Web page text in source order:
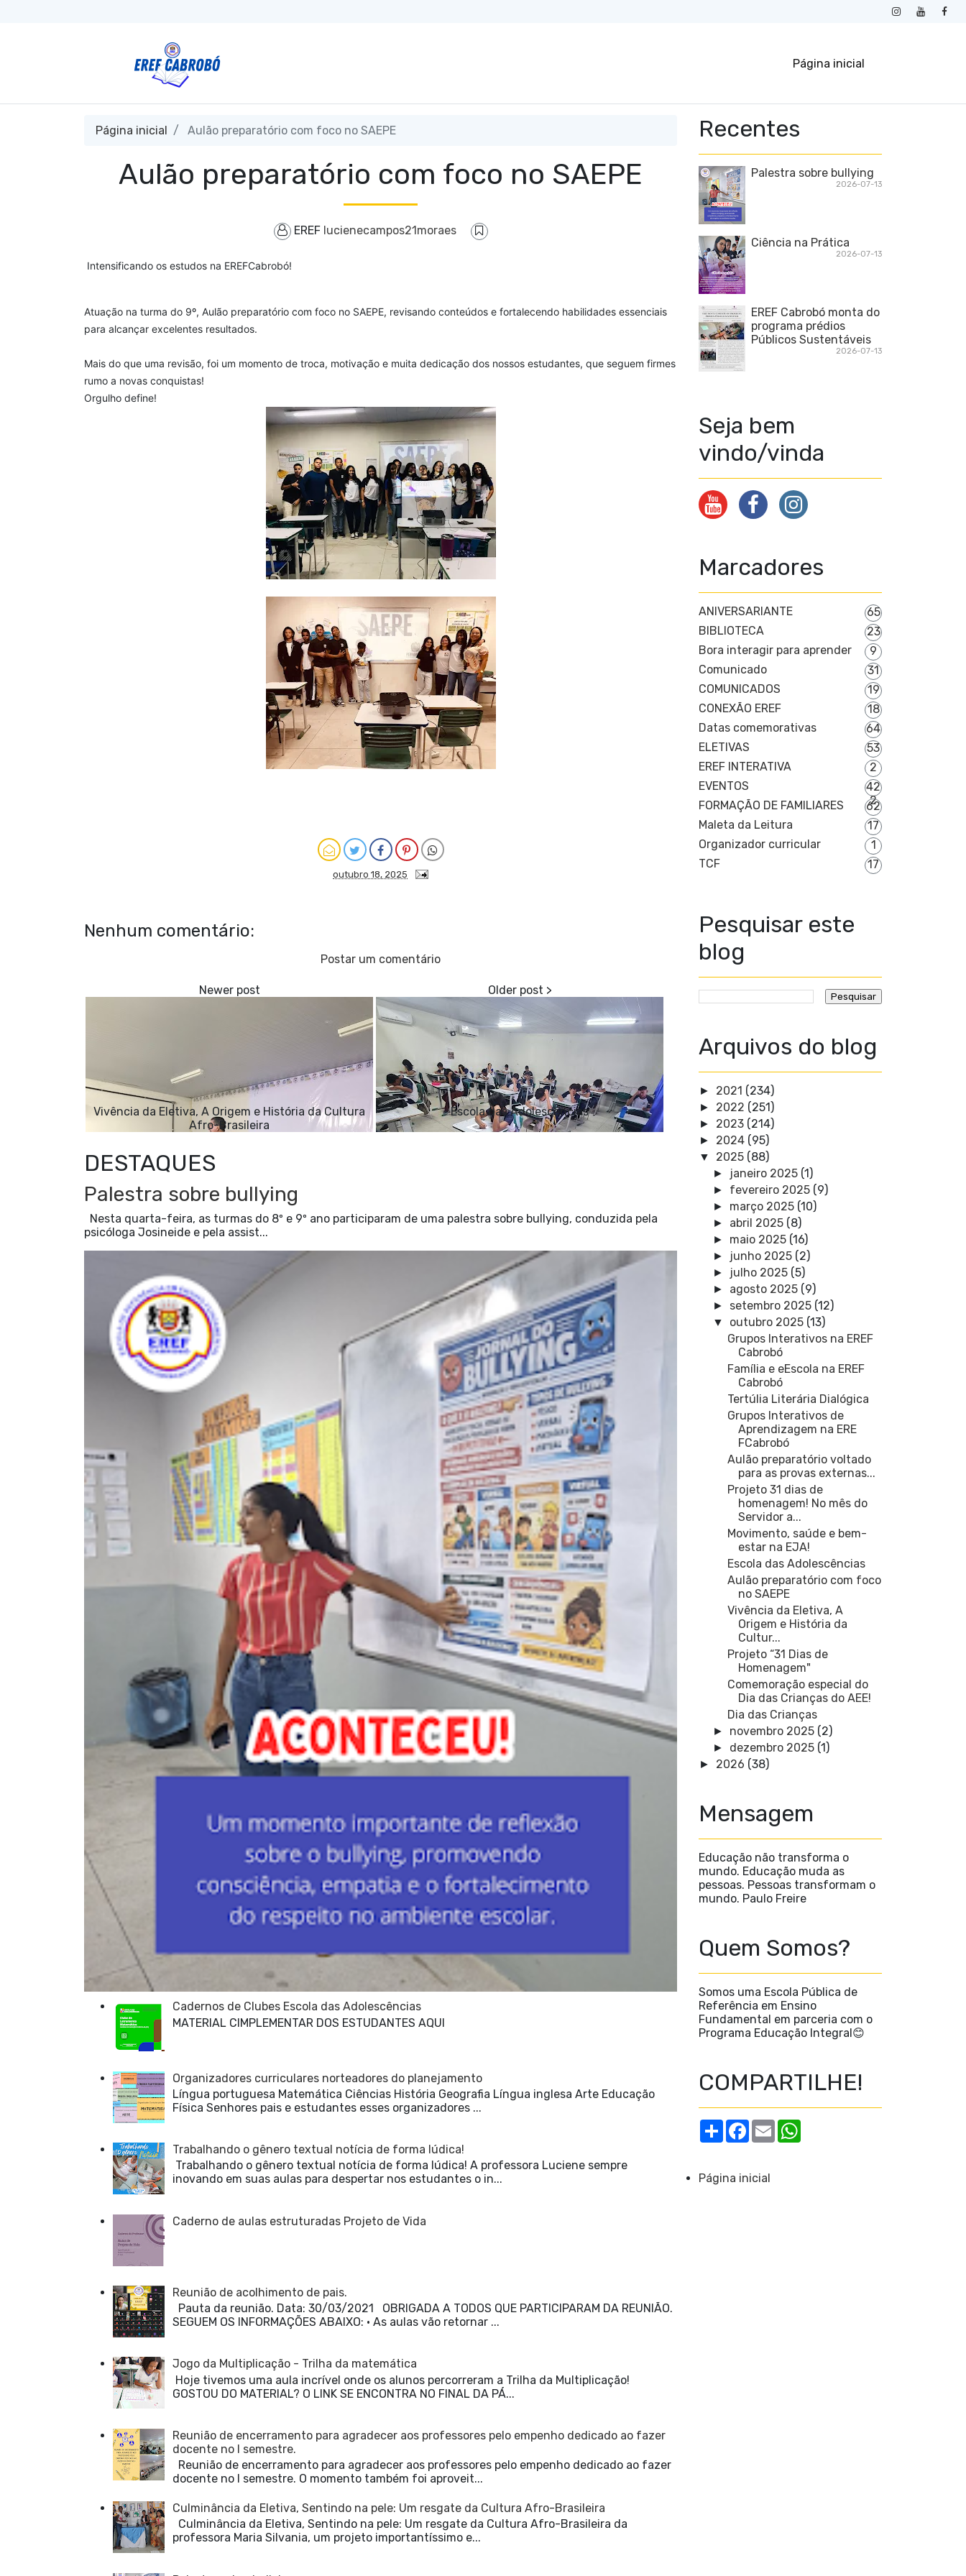
Página inicial
Página inicial Aulão preparatório com foco no SAEPE
Aulão preparatório com foco no SAEPE
EREF lucienecampos21moraes
Intensificando os estudos na EREFCabrobó!
Atuação na turma do 9º, Aulão preparatório com foco no SAEPE, revisando conteúdos e fortalecendo habilidades essenciais
para alcançar excelentes resultados.
Mais do que uma revisão, foi um momento de troca, motivação e muita dedicação dos nossos estudantes, que seguem firmes
rumo a novas conquistas!
Orgulho define!
outubro 18, 2025
Nenhum comentário:
Postar um comentário
Vivência da Eletiva, A Origem e História da Cultura
Afro-Brasileira
Escola das Adolescências
DESTAQUES
Palestra sobre bullying
Nesta quarta-feira, as turmas do 8º e 9º ano participaram de uma palestra sobre bullying, conduzida pela
psicóloga Josineide e pela assist...
Cadernos de Clubes Escola das Adolescências
MATERIAL CIMPLEMENTAR DOS ESTUDANTES AQUI
Organizadores curriculares norteadores do planejamento
Língua portuguesa Matemática Ciências História Geografia Língua inglesa Arte Educação
Física Senhores pais e estudantes esses organizadores ...
Trabalhando o gênero textual notícia de forma lúdica!
Trabalhando o gênero textual notícia de forma lúdica! A professora Luciene sempre
inovando em suas aulas para despertar nos estudantes o in...
Caderno de aulas estruturadas Projeto de Vida
Reunião de acolhimento de pais.
Pauta da reunião. Data: 30/03/2021 OBRIGADA A TODOS QUE PARTICIPARAM DA REUNIÃO.
SEGUEM OS INFORMAÇÕES ABAIXO: • As aulas vão retornar ...
Jogo da Multiplicação - Trilha da matemática
Hoje tivemos uma aula incrível onde os alunos percorreram a Trilha da Multiplicação!
GOSTOU DO MATERIAL? O LINK SE ENCONTRA NO FINAL DA PÁ...
Reunião de encerramento para agradecer aos professores pelo empenho dedicado ao fazer
docente no I semestre.
Reunião de encerramento para agradecer aos professores pelo empenho dedicado ao fazer
docente no I semestre. O momento também foi aproveit...
Culminância da Eletiva, Sentindo na pele: Um resgate da Cultura Afro-Brasileira
Culminância da Eletiva, Sentindo na pele: Um resgate da Cultura Afro-Brasileira da
professora Maria Silvania, um projeto importantíssimo e...
Recentes
Palestra sobre bullying
2026-07-13
Ciência na Prática
2026-07-13
EREF Cabrobó monta do
programa prédios
Públicos Sustentáveis
2026-07-13
Seja bem
vindo/vinda
Marcadores
ANIVERSARIANTE
65
BIBLIOTECA
23
Bora interagir para aprender
9
Comunicado
31
COMUNICADOS
19
CONEXÃO EREF
18
Datas comemorativas
64
ELETIVAS
53
EREF INTERATIVA
2
EVENTOS
42
2
FORMAÇÃO DE FAMILIARES
62
Maleta da Leitura
17
Organizador curricular
1
TCF
17
Pesquisar este
blog
Arquivos do blog
► 2021 (234)
► 2022 (251)
► 2023 (214)
► 2024 (95)
▼ 2025 (88)
► janeiro 2025 (1)
► fevereiro 2025 (9)
► março 2025 (10)
► abril 2025 (8)
► maio 2025 (16)
► junho 2025 (2)
► julho 2025 (5)
► agosto 2025 (9)
► setembro 2025 (12)
▼ outubro 2025 (13)
Grupos Interativos na EREF
Cabrobó
Família e eEscola na EREF
Cabrobó
Tertúlia Literária Dialógica
Grupos Interativos de
Aprendizagem na ERE
FCabrobó
Aulão preparatório voltado
para as provas externas...
Projeto 31 dias de
homenagem! No mês do
Servidor a...
Movimento, saúde e bem-
estar na EJA!
Escola das Adolescências
Aulão preparatório com foco
no SAEPE
Vivência da Eletiva, A
Origem e História da
Cultur...
Projeto “31 Dias de
Homenagem"
Comemoração especial do
Dia das Crianças do AEE!
Dia das Crianças
► novembro 2025 (2)
► dezembro 2025 (1)
► 2026 (38)
Mensagem
Educação não transforma o
mundo. Educação muda as
pessoas. Pessoas transformam o
mundo. Paulo Freire
Quem Somos?
Somos uma Escola Pública de
Referência em Ensino
Fundamental em parceria com o
Programa Educação Integral😊
COMPARTILHE!
S
h
F
b
o
E
m
Página inicial